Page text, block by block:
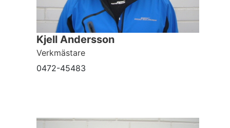
Kjell Andersson
Verkmästare
0472-45483